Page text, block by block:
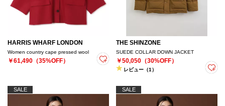
HARRIS WHARF LONDON
Women country cape pressed wool
￥61,490（35%OFF）
THE SHINZONE
SUEDE COLLAR DOWN JACKET
￥50,050（30%OFF）
レビュー（1）
SALE SALE